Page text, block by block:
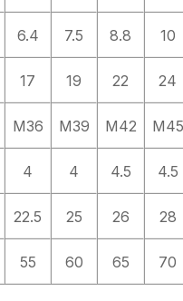
6.4 7.5 8.8 10
17 19 22 24
M36 M39 M42 M45
4 4 4.5 4.5
22.5 25 26 28
55 60 65 70